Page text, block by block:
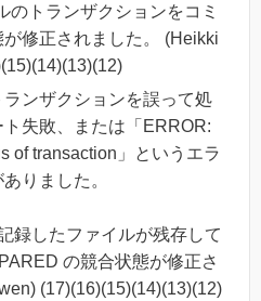
のトランザクションをコミ
修正されました。 (Heikki
ンザクションを誤って処
失敗、または「ERROR:
of transaction」というエラ
りました。
録したファイルが残存して
の競合状態が修正さ
(17)(16)(15)(14)(13)(12)